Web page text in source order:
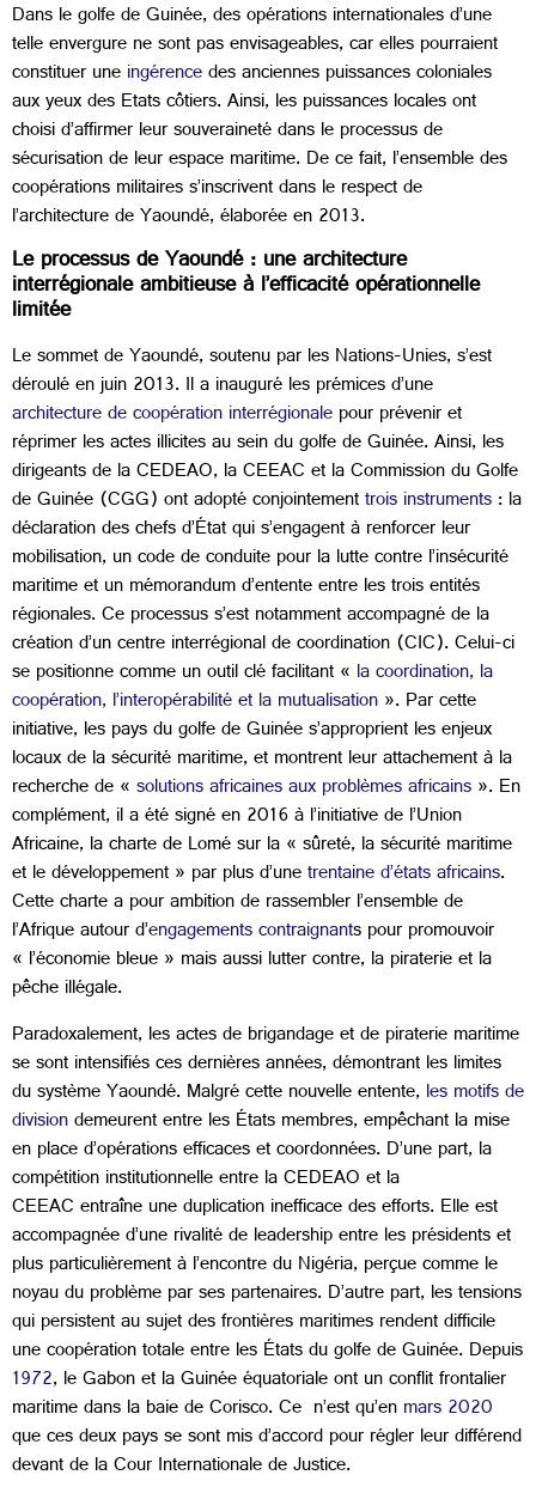
Dans le golfe de Guinée, des opérations internationales d’une
telle envergure ne sont pas envisageables, car elles pourraient
constituer uneingérencedes anciennes puissances coloniales
aux yeux des Etats côtiers. Ainsi, les puissances locales ont
choisi d’affirmer leur souveraineté dans le processus de
sécurisation de leur espace maritime. De ce fait, l’ensemble des
coopérations militaires s’inscrivent dans le respect de
l’architecture de Yaoundé, élaborée en 2013.
Le processus de Yaoundé : une architecture
interrégionale ambitieuse à l’efficacité opérationnelle
limitée
Le sommet de Yaoundé, soutenu par les Nations-Unies, s’est
déroulé en juin 2013. Il a inauguré les prémices d’une
architecture de coopération interrégionalepour prévenir et
réprimer les actes illicites au sein du golfe de Guinée. Ainsi, les
dirigeants de la CEDEAO, la CEEAC et la Commission du Golfe
de Guinée (CGG) ont adopté conjointementtrois instruments: la
déclaration des chefs d’État qui s’engagent à renforcer leur
mobilisation, un code de conduite pour la lutte contre l’insécurité
maritime et un mémorandum d’entente entre les trois entités
régionales. Ce processus s’est notamment accompagné de la
création d’un centre interrégional de coordination (CIC). Celui-ci
se positionne comme un outil clé facilitant « la coordination, la
coopération, l’interopérabilité et la mutualisation». Par cette
initiative, les pays du golfe de Guinée s’approprient les enjeux
locaux de la sécurité maritime, et montrent leur attachement à la
recherche de «solutions africaines aux problèmes africains». En
complément, il a été signé en 2016 à l’initiative de l’Union
Africaine, la charte de Lomé sur la « sûreté, la sécurité maritime
et le développement » par plus d’unetrentaine d’états africains.
Cette charte a pour ambition de rassembler l’ensemble de
l’Afrique autour d’engagements contraignants pour promouvoir
« l’économie bleue » mais aussi lutter contre, la piraterie et la
pêche illégale.
Paradoxalement, les actes de brigandage et de piraterie maritime
se sont intensifiés ces dernières années, démontrant les limites
du système Yaoundé. Malgré cette nouvelle entente,les motifs de
divisiondemeurent entre les États membres, empêchant la mise
en place d’opérations efficaces et coordonnées. D’une part, la
compétition institutionnelle entre la CEDEAO et la
CEEAC entraîne une duplication inefficace des efforts. Elle est
accompagnée d’une rivalité de leadership entre les présidents et
plus particulièrement à l’encontre du Nigéria, perçue comme le
noyau du problème par ses partenaires. D’autre part, les tensions
qui persistent au sujet des frontières maritimes rendent difficile
une coopération totale entre les États du golfe de Guinée. Depuis
1972, le Gabon et la Guinée équatoriale ont un conflit frontalier
maritime dans la baie de Corisco. Ce n’est qu’enmars 2020
que ces deux pays se sont mis d’accord pour régler leur différend
devant de la Cour Internationale de Justice.